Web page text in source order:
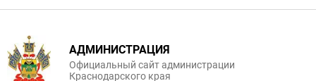
АДМИНИСТРАЦИЯ
Официальный сайт администрации
Краснодарского края